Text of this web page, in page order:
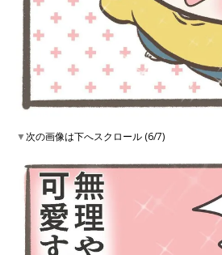
▼次の画像は下へスクロール (6/7)